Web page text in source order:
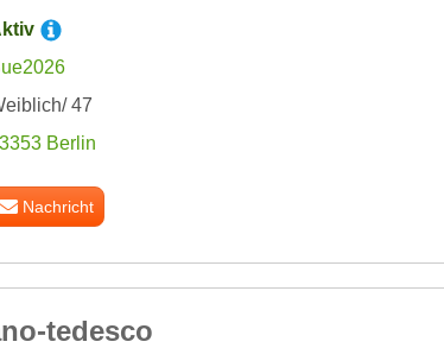
47
Berlin
Nachricht
tedesco